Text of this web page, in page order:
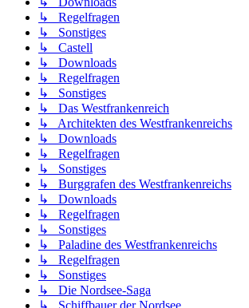
↳ Regelfragen
↳ Sonstiges
↳ Castell
↳ Downloads
↳ Regelfragen
↳ Sonstiges
↳ Das Westfrankenreich
↳ Architekten des Westfrankenreichs
↳ Downloads
↳ Regelfragen
↳ Sonstiges
↳ Burggrafen des Westfrankenreichs
↳ Downloads
↳ Regelfragen
↳ Sonstiges
↳ Paladine des Westfrankenreichs
↳ Regelfragen
↳ Sonstiges
↳ Die Nordsee-Saga